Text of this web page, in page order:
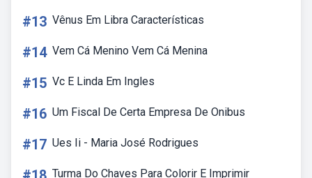
#13 Vênus Em Libra Características
#14 Vem Cá Menino Vem Cá Menina
#15 Vc E Linda Em Ingles
#16 Um Fiscal De Certa Empresa De Onibus
#17 Ues Ii - Maria José Rodrigues
Turma Do Chaves Para Colorir E Imprimir